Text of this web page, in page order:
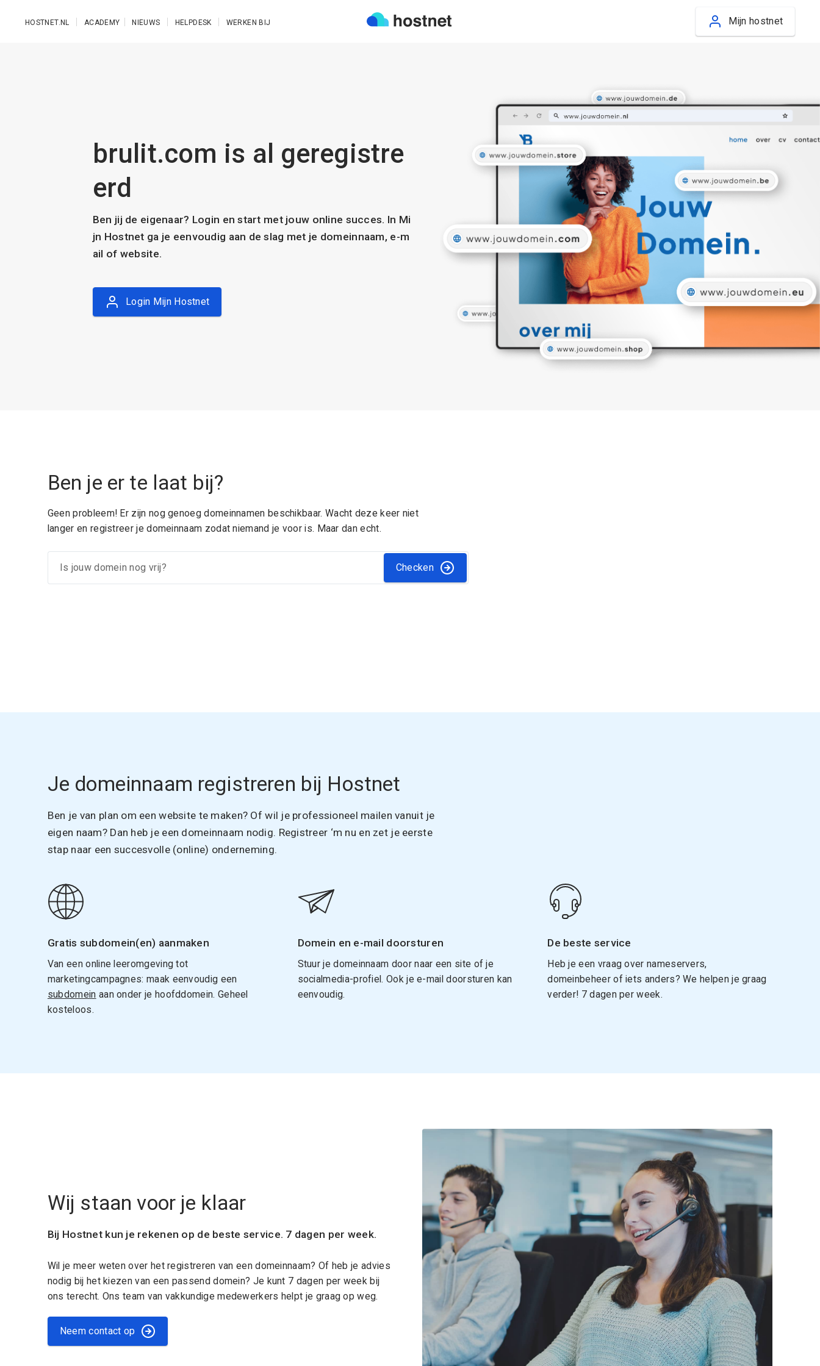
HOSTNET.NL ACADEMY NIEUWS HELPDESK WERKEN BIJ Mijn hostnet
brulit.com is al geregistre
erd
Ben jij de eigenaar? Login en start met jouw online succes. In Mi
jn Hostnet ga je eenvoudig aan de slag met je domeinnaam, e-m
ail of website.
Login Mijn Hostnet
Ben je er te laat bij?
Geen probleem! Er zijn nog genoeg domeinnamen beschikbaar. Wacht deze keer niet
langer en registreer je domeinnaam zodat niemand je voor is. Maar dan echt.
Checken
Je domeinnaam registreren bij Hostnet
Ben je van plan om een website te maken? Of wil je professioneel mailen vanuit je
eigen naam? Dan heb je een domeinnaam nodig. Registreer ‘m nu en zet je eerste
stap naar een succesvolle (online) onderneming.
Gratis subdomein(en) aanmaken
Van een online leeromgeving tot
marketingcampagnes: maak eenvoudig een
subdomein aan onder je hoofddomein. Geheel
kosteloos.
Domein en e-mail doorsturen
Stuur je domeinnaam door naar een site of je
socialmedia-profiel. Ook je e-mail doorsturen kan
eenvoudig.
De beste service
Heb je een vraag over nameservers,
domeinbeheer of iets anders? We helpen je graag
verder! 7 dagen per week.
Wij staan voor je klaar
Bij Hostnet kun je rekenen op de beste service. 7 dagen per week.
Wil je meer weten over het registreren van een domeinnaam? Of heb je advies
nodig bij het kiezen van een passend domein? Je kunt 7 dagen per week bij
ons terecht. Ons team van vakkundige medewerkers helpt je graag op weg.
Neem contact op